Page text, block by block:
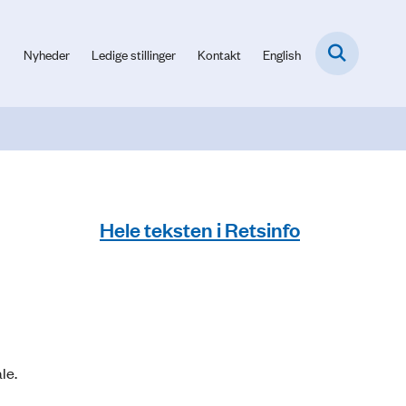
Nyheder Ledige stillinger Kontakt English
Hele teksten i Retsinfo